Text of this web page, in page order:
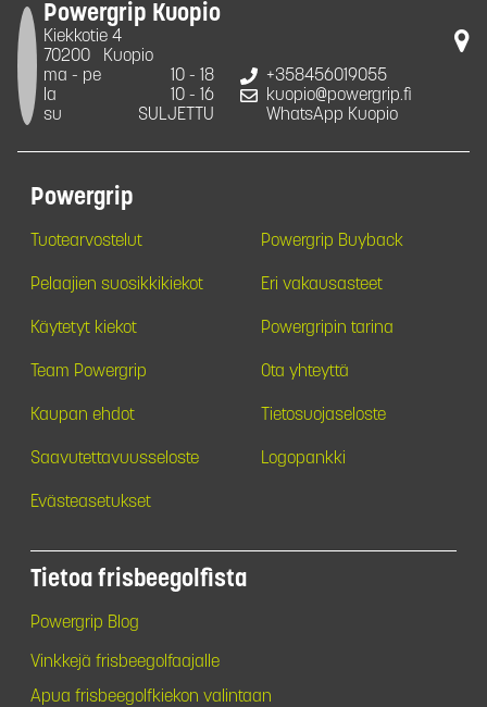
Powergrip Kuopio
Kiekkotie 4
70200
Kuopio
ma - pe
10 - 18
la
10 - 16
su
SULJETTU
+358456019055
kuopio@powergrip.fi
WhatsApp Kuopio
Powergrip
Tuotearvostelut Powergrip Buyback
Pelaajien suosikkikiekot Eri vakausasteet
Käytetyt kiekot Powergripin tarina
Team Powergrip Ota yhteyttä
Kaupan ehdot Tietosuojaseloste
Saavutettavuusseloste Logopankki
Evästeasetukset
Tietoa frisbeegolfista
Powergrip Blog
Vinkkejä frisbeegolfaajalle
Apua frisbeegolfkiekon valintaan